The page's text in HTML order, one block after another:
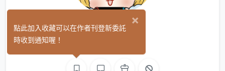
茄茄 (0)
×
點此加入收藏可以在作者刊登新委託
時收到通知喔！